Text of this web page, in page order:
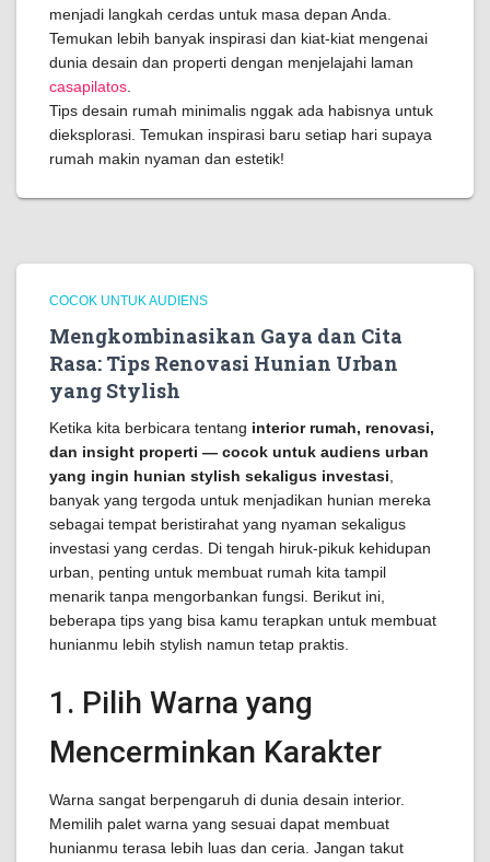
menjadi langkah cerdas untuk masa depan Anda.
Temukan lebih banyak inspirasi dan kiat-kiat mengenai
dunia desain dan properti dengan menjelajahi laman
casapilatos
Tips desain rumah minimalis nggak ada habisnya untuk
dieksplorasi. Temukan inspirasi baru setiap hari supaya
rumah makin nyaman dan estetik!
COCOK UNTUK AUDIENS
Mengkombinasikan Gaya dan Cita
Rasa: Tips Renovasi Hunian Urban
yang Stylish
Ketika kita berbicara tentang interior rumah, renovasi,
dan insight properti — cocok untuk audiens urban
yang ingin hunian stylish sekaligus investasi
banyak yang tergoda untuk menjadikan hunian mereka
sebagai tempat beristirahat yang nyaman sekaligus
investasi yang cerdas. Di tengah hiruk-pikuk kehidupan
urban, penting untuk membuat rumah kita tampil
menarik tanpa mengorbankan fungsi. Berikut ini,
beberapa tips yang bisa kamu terapkan untuk membuat
hunianmu lebih stylish namun tetap praktis.
1. Pilih Warna yang
Mencerminkan Karakter
Warna sangat berpengaruh di dunia desain interior.
Memilih palet warna yang sesuai dapat membuat
hunianmu terasa lebih luas dan ceria. Jangan takut